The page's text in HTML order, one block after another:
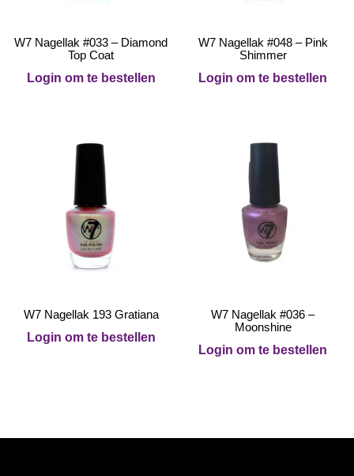
W7 Nagellak #033 – Diamond
Top Coat
Login om te bestellen
W7 Nagellak #048 – Pink
Shimmer
Login om te bestellen
W7 Nagellak 193 Gratiana
Login om te bestellen
W7 Nagellak #036 –
Moonshine
Login om te bestellen